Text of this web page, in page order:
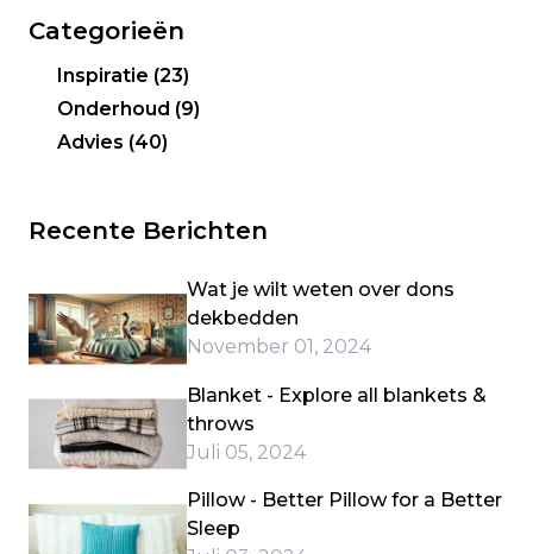
Categorieën
Inspiratie (23)
Onderhoud (9)
Advies (40)
Recente Berichten
Wat je wilt weten over dons
dekbedden
November 01, 2024
Blanket - Explore all blankets &
throws
Juli 05, 2024
Pillow - Better Pillow for a Better
Sleep